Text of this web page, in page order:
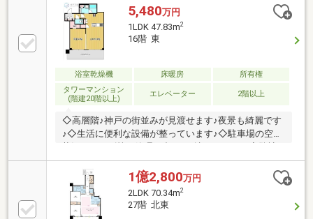
燥機付き■トイレは手洗いカウンター付■全居室バルコ
ニーに面しております■全窓Low-Eガラス・2重サッシ
■エコキュート■充実の共用施設・各階クリーンステー
ション、24時間ゴミ出し可能。・スカイラウンジ（20
階）・ゲストルーム（20階）・テレワークラウンジ・
フィットネスルーム・宅配ボックス■水族館アトアま
で徒歩60ｍ、メリケンパークまで約1.3km
5,480万円
1LDK 47.83m2
16階 東
浴室乾燥機 床暖房
所有権
タワーマンション
(階建20階以上)
エレベーター 2階以上
◇高層階♪神戸の街並みが見渡せます♪夜景も綺麗です
♪◇生活に便利な設備が整っています♪◇駐車場の空き
状況・サイズ等は管理組合へご確認ください♪◇弊社
は水曜日も営業しております♪◇いつでもお気軽にお
問い合わせください♪◇◆神戸不動産リアルティ◆◇
私たちは神戸・西宮・明石エリア密着の不動産売買専
門会社です。ラジオ・TV CM「サンテレビボックス
席」にてテレビCM、「kissFM kobe」にてラジオCM
1億2,800万円
2LDK 70.34m2
27階 北東